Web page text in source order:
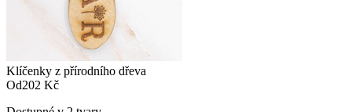
Klíčenky z přírodního dřeva
Od202 Kč